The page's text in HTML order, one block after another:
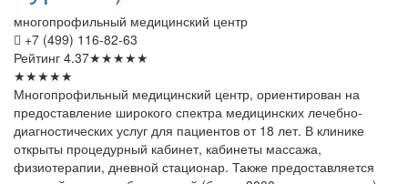
многопрофильный медицинский центр
+7 (499) 116-82-63
Рейтинг 4.37★★★★★
★★★★★
Многопрофильный медицинский центр, ориентирован на
предоставление широкого спектра медицинских лечебно-
диагностических услуг для пациентов от 18 лет. В клинике
открыты процедурный кабинет, кабинеты массажа,
физиотерапии, дневной стационар. Также предоставляется